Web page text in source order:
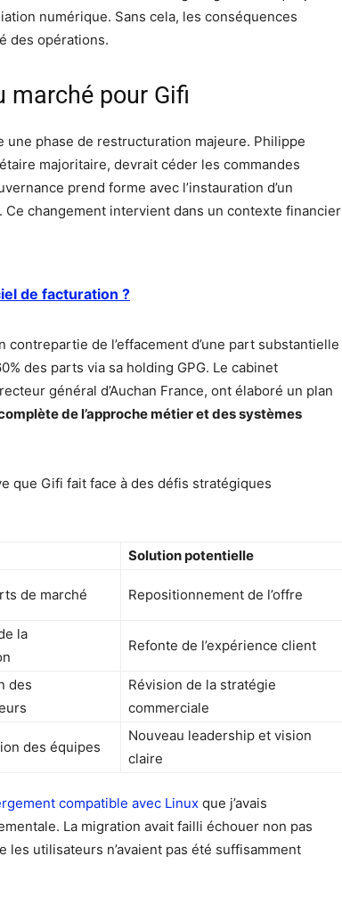
numérique. Sans cela, les conséquences
des opérations.
marché pour Gifi
phase de restructuration majeure. Philippe
majoritaire, devrait céder les commandes
prend forme avec l’instauration d’un
changement intervient dans un contexte financier
de facturation ?
de l’effacement d’une part substantielle
des parts via sa holding GPG. Le cabinet
général d’Auchan France, ont élaboré un plan
de l’approche métier et des systèmes
que Gifi fait face à des défis stratégiques
Solution potentielle
de marché Repositionnement de l’offre
la
Refonte de l’expérience client
des
Révision de la stratégie
commerciale
des équipes
Nouveau leadership et vision
claire
compatible avec Linux que j’avais
La migration avait failli échouer non pas
utilisateurs n’avaient pas été suffisamment